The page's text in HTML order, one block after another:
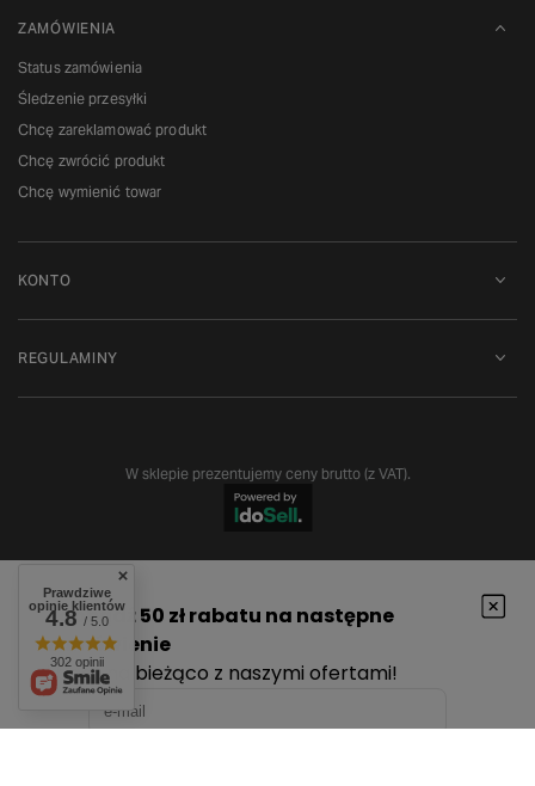
ZAMÓWIENIA
Status zamówienia
Śledzenie przesyłki
Chcę zareklamować produkt
Chcę zwrócić produkt
Chcę wymienić towar
KONTO
REGULAMINY
W sklepie prezentujemy ceny brutto (z VAT).
Prawdziwe
opinie klientów
4.8/ 5.0
302 opinii